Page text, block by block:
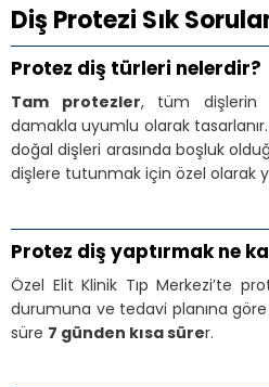
Diş Protezi Sık
Protez diş türleri nelerdir?
Tam protezler, tüm dişlerin
damakla uyumlu olarak tasarlanır.
doğal dişleri arasında boşluk
dişlere tutunmak için özel olarak
Protez diş yaptırmak ne
Özel Elit Klinik Tıp Merkezi’te
durumuna ve tedavi planına
süre 7 günden kısa sürer.